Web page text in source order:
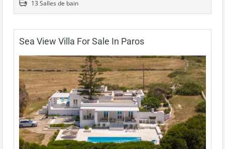
13 Salles de bain
Sea View Villa For Sale In Paros